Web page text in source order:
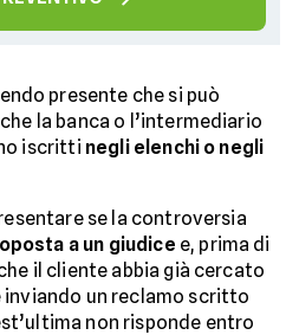
presente che si può
la banca o l’intermediario
iscritti negli elenchi o negli
se la controversia
a un giudice e, prima di
il cliente abbia già cercato
un reclamo scritto
non risponde entro